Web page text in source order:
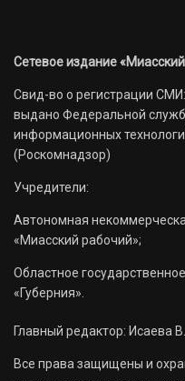
Сетевое издание
Свид-во о регистрации
выдано Федеральной
информационных
(Роскомнадзор)
Учредители:
Автономная
«Миасский рабочий»;
Областное
«Губерния».
Главный редактор: Исаева
Все права защищены и